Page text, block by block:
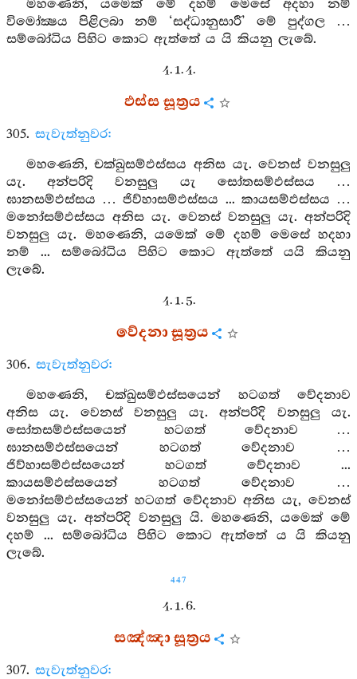
මහණෙනි, යමෙක් මේ දහම් මෙසේ අදහා නම්
විමෝක්‍ෂය පිළිලබා නම් ‘සද්ධානුසාරී’ මේ පුද්ගල …
සම්බෝධිය පිහිට කොට ඇත්තේ ය යි කියනු ලැබේ.
4. 1. 4.
ඵස්ස සූත්‍රය
305. සැවැත්නුවර:
මහණෙනි, චක්ඛුසම්ඵස්සය අනිස යැ. වෙනස් වනසුලු
යැ. අන්පරිදි වනසුලු යැ සෝතසම්ඵස්සය …
ඝානසම්ඵස්සය … ජිව්හාසම්ඵස්සය ... කායසම්ඵස්සය …
මනෝසම්ඵස්සය අනිස යැ. වෙනස් වනසුලු යැ. අන්පරිදි
වනසුලු යැ. මහණෙනි, යමෙක් මේ දහම් මෙසේ හදහා
නම් ... සම්බෝධිය පිහිට කොට ඇත්තේ යයි කියනු
ලැබේ.
4. 1. 5.
වේදනා සූත්‍රය
306. සැවැත්නුවර:
මහණෙනි, චක්ඛුසම්ඵස්සයෙන් හටගත් වේදනාව
අනිස යැ. වෙනස් වනසුලු යැ. අන්පරිදි වනසුලු යැ.
සෝතසම්ඵස්සයෙන් හටගත් වේදනාව …
ඝානසම්ඵස්සයෙන් හටගත් වේදනාව …
ජිව්හාසම්ඵස්සයෙන් හටගත් වේදනාව ...
කායසම්ඵස්සයෙන් හටගත් වේදනාව …
මනෝසම්ඵස්සයෙන් හටගත් වේදනාව අනිස යැ, වෙනස්
වනසුලු යැ. අන්පරිදි වනසුලු යි. මහණෙනි, යමෙක් මේ
දහම් ... සම්බෝධිය පිහිට කොට ඇත්තේ ය යි කියනු
ලැබේ.
447
4. 1. 6.
සඤ්ඤා සූත්‍රය
307. සැවැත්නුවර: